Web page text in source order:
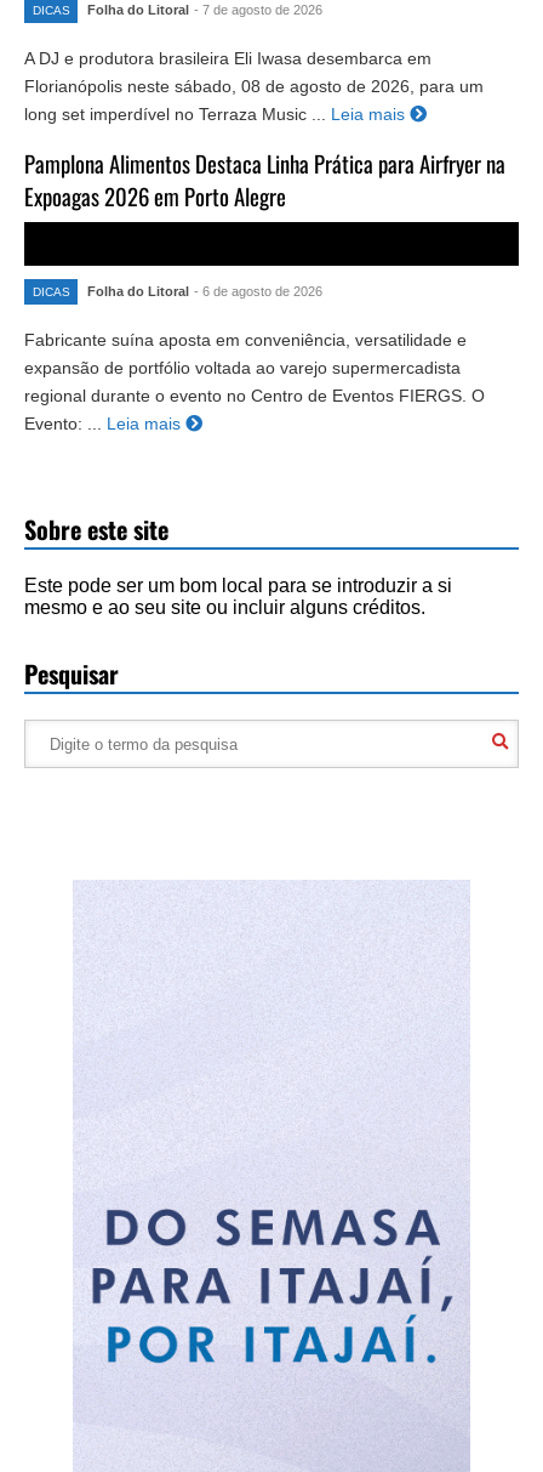
DICAS Folha do Litoral - 7 de agosto de 2026
A DJ e produtora brasileira Eli Iwasa desembarca em
Florianópolis neste sábado, 08 de agosto de 2026, para um
long set imperdível no Terraza Music ... Leia mais
Pamplona Alimentos Destaca Linha Prática para Airfryer na
Expoagas 2026 em Porto Alegre
DICAS Folha do Litoral - 6 de agosto de 2026
Fabricante suína aposta em conveniência, versatilidade e
expansão de portfólio voltada ao varejo supermercadista
regional durante o evento no Centro de Eventos FIERGS. O
Evento: ...
Leia mais
Sobre este site
Este pode ser um bom local para se introduzir a si
mesmo e ao seu site ou incluir alguns créditos.
Pesquisar